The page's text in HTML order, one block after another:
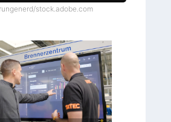
stock.adobe.com